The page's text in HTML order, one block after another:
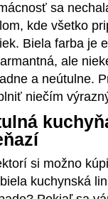
sa
kde všetko
Biela farba je
ale
a neútulne.
niečím
si možno
kuchynská